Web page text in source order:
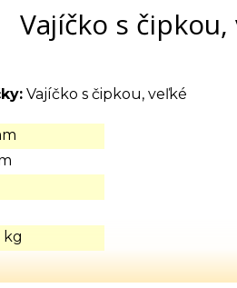
Vajíčko s čipkou,
Vajíčko s čipkou, veľké
kg